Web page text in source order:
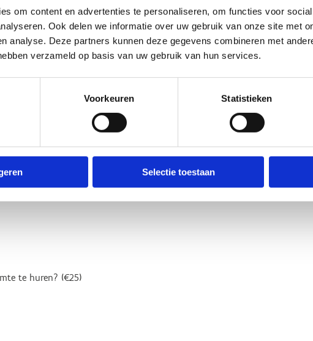
om content en advertenties te personaliseren, om functies voor
Ook delen we informatie over uw gebruik van onze site met
analyse. Deze partners kunnen deze gegevens combineren met
verzameld op basis van uw gebruik van hun services.
Voorkeuren Statistieken
Selectie toestaan
te huren? (€25)